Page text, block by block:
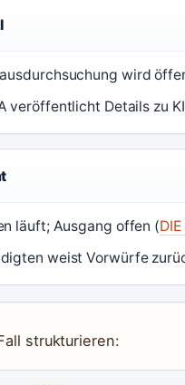
wird
veröffentlicht Details zu
läuft; Ausgang offen (
weist Vorwürfe
strukturieren: